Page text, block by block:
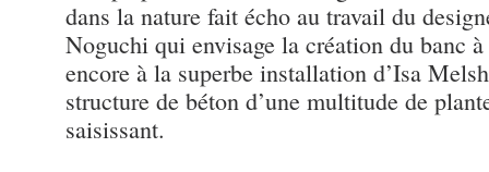
dans la nature fait écho au travail du
Noguchi qui envisage la création du banc
encore à la superbe installation d’Isa
structure de béton d’une multitude de
saisissant.